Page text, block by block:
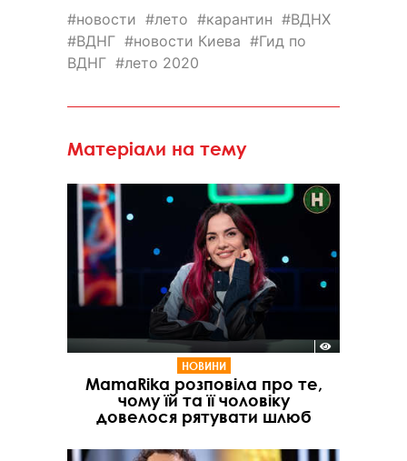
новости лето карантин
ВДНХ
ВДНГ
новости Киева
Гид по
ВДНГ
лето 2020
Матеріали на тему
НОВИНИ
MamaRika розповіла про те,
чому їй та її чоловіку
довелося рятувати шлюб